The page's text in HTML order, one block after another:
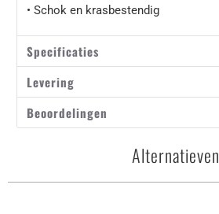
• Schok en krasbestendig
Specificaties
Levering
Beoordelingen
Alternatieven